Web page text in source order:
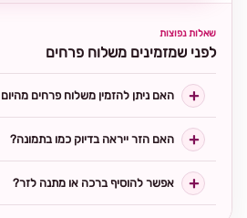
שאלות נפוצות
לפני שמזמינים משלוח פרחים
האם ניתן להזמין משלוח פרחים
האם הזר ייראה בדיוק כמו בתמונה?
אפשר להוסיף ברכה או מתנה לזר?